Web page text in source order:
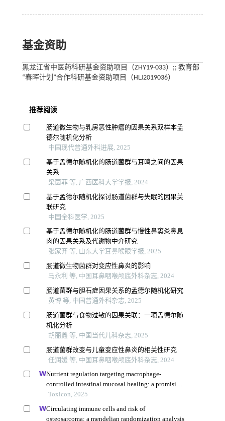
基金资助
黑龙江省中医药科研基金资助项目（ZHY19-033）;; 教育部
“春晖计划”合作科研基金资助项目（HLJ2019036）